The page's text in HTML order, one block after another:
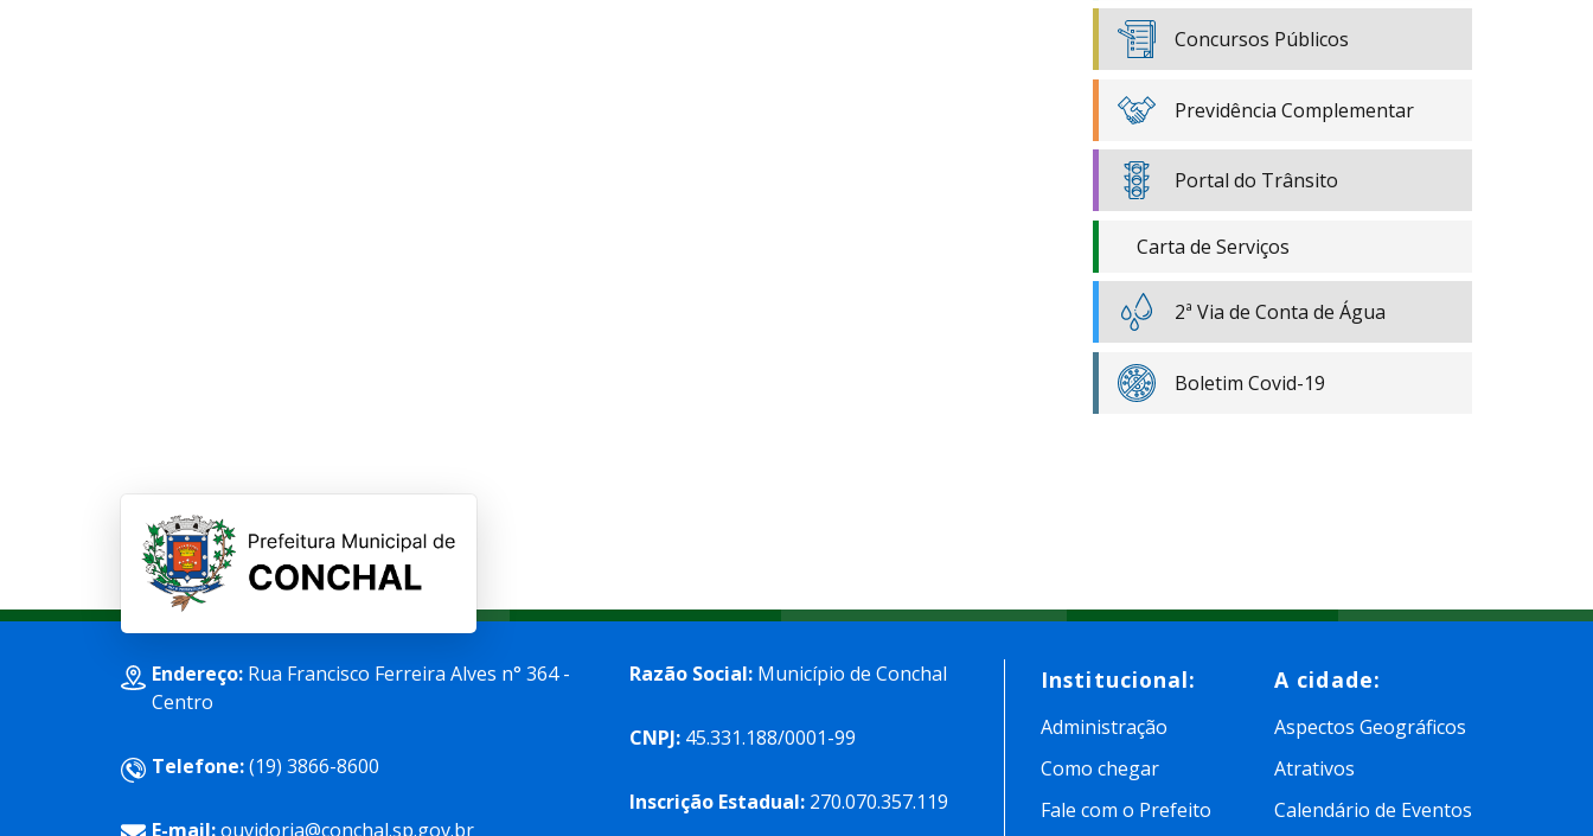
Concursos Públicos
Previdência Complementar
Portal do Trânsito
Carta de Serviços
2ª Via de Conta de Água
Boletim Covid-19
Endereço:Rua Francisco Ferreira Alves n° 364 -
Centro
Telefone:(19) 3866-8600
E-mail:ouvidoria@conchal.sp.gov.br
Razão Social: Município de Conchal
CNPJ: 45.331.188/0001-99
Inscrição Estadual: 270.070.357.119
Institucional:
Administração
Como chegar
Fale com o Prefeito
A cidade:
Aspectos Geográficos
Atrativos
Calendário de Eventos